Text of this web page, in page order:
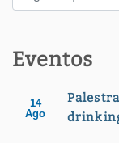
Eventos
14
Ago